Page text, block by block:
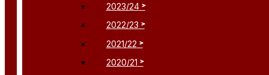
2023/24
2022/23
2021/22
2020/21